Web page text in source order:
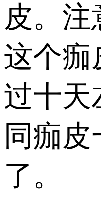
皮。注
这个痂
过十天
同痂
了。